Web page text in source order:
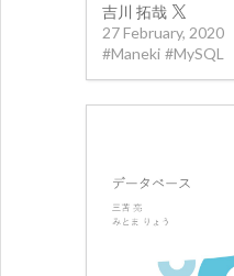
吉川 拓哉
27 February, 2020
#Maneki #MySQL